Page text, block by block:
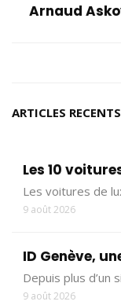
Arnaud
ARTICLES RECENTS
Les 10
Les voitures de
9 août 2026
ID Genève,
Depuis plus d’un
9 août 2026